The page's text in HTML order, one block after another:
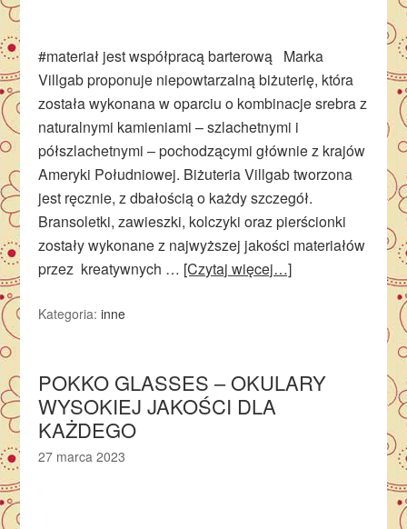
#materiał jest współpracą barterową Marka
Villgab proponuje niepowtarzalną biżuterię, która
została wykonana w oparciu o kombinacje srebra z
naturalnymi kamieniami – szlachetnymi i
półszlachetnymi – pochodzącymi głównie z krajów
Ameryki Południowej. Biżuteria Villgab tworzona
jest ręcznie, z dbałością o każdy szczegół.
Bransoletki, zawieszki, kolczyki oraz pierścionki
zostały wykonane z najwyższej jakości materiałów
przez kreatywnych … [Czytaj więcej…]
Kategoria:inne
POKKO GLASSES – OKULARY
WYSOKIEJ JAKOŚCI DLA
KAŻDEGO
27 marca 2023